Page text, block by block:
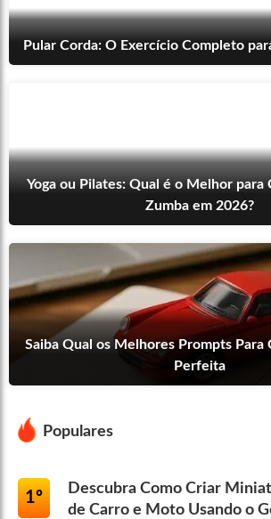
Pular Corda: O Exercício Completo
Yoga ou Pilates: Qual é o Melhor para
Zumba em 2026?
Saiba Qual os Melhores Prompts Para
Perfeita
Populares
1º
Descubra Como Criar
de Carro e Moto Usando o